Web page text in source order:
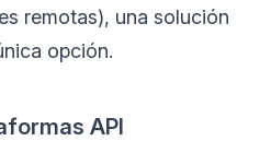
remotas), una solución
opción.
API